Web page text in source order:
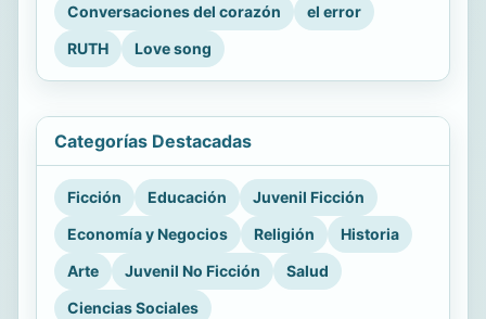
Conversaciones del corazón
el error
RUTH
Love song
Categorías Destacadas
Ficción Educación
Juvenil Ficción
Economía y Negocios
Religión
Historia
Arte
Juvenil No Ficción
Salud
Ciencias Sociales